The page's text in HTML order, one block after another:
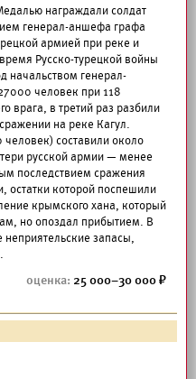
награждали солдат
генерал-аншефа графа
армией при реке и
Русско-турецкой войны
начальством генерал-
человек при 118
врага, в третий раз разбили
на реке Кагул.
составили около
русской армии — менее
последствием сражения
остатки которой поспешили
крымского хана, который
но опоздал прибытием. В
неприятельские запасы,
25 000–30 000